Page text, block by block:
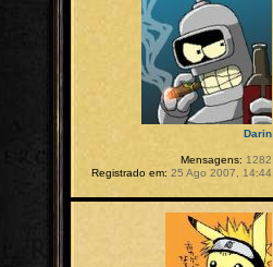
Darin
Mensagens: 1282
Registrado em: 25 Ago 2007, 14:44